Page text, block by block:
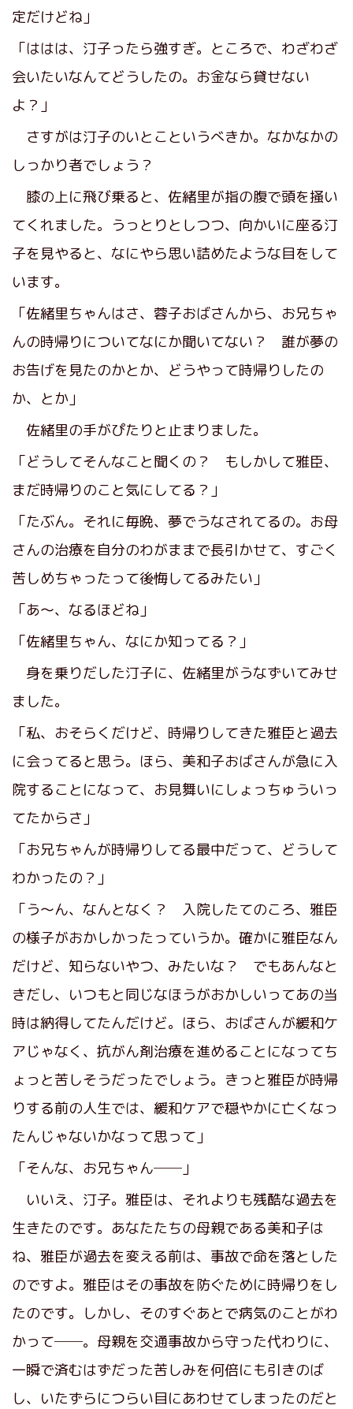
定だけどね」
「ははは、汀子ったら強すぎ。ところで、わざわざ
会いたいなんてどうしたの。お金なら貸せない
よ？」
さすがは汀子のいとこというべきか。なかなかの
しっかり者でしょう？
膝の上に飛び乗ると、佐緒里が指の腹で頭を掻い
てくれました。うっとりとしつつ、向かいに座る汀
子を見やると、なにやら思い詰めたような目をして
います。
「佐緒里ちゃんはさ、蓉子おばさんから、お兄ちゃ
んの時帰りについてなにか聞いてない？ 誰が夢の
お告げを見たのかとか、どうやって時帰りしたの
か、とか」
佐緒里の手がぴたりと止まりました。
「どうしてそんなこと聞くの？ もしかして雅臣、
まだ時帰りのこと気にしてる？」
「たぶん。それに毎晩、夢でうなされてるの。お母
さんの治療を自分のわがままで長引かせて、すごく
苦しめちゃったって後悔してるみたい」
「あ～、なるほどね」
「佐緒里ちゃん、なにか知ってる？」
身を乗りだした汀子に、佐緒里がうなずいてみせ
ました。
「私、おそらくだけど、時帰りしてきた雅臣と過去
に会ってると思う。ほら、美和子おばさんが急に入
院することになって、お見舞いにしょっちゅういっ
てたからさ」
「お兄ちゃんが時帰りしてる最中だって、どうして
わかったの？」
「う～ん、なんとなく？ 入院したてのころ、雅臣
の様子がおかしかったっていうか。確かに雅臣なん
だけど、知らないやつ、みたいな？ でもあんなと
きだし、いつもと同じなほうがおかしいってあの当
時は納得してたんだけど。ほら、おばさんが緩和ケ
アじゃなく、抗がん剤治療を進めることになってち
ょっと苦しそうだったでしょう。きっと雅臣が時帰
りする前の人生では、緩和ケアで穏やかに亡くなっ
たんじゃないかなって思って」
「そんな、お兄ちゃん──」
いいえ、汀子。雅臣は、それよりも残酷な過去を
生きたのです。あなたたちの母親である美和子は
ね、雅臣が過去を変える前は、事故で命を落とした
のですよ。雅臣はその事故を防ぐために時帰りをし
たのです。しかし、そのすぐあとで病気のことがわ
かって──。母親を交通事故から守った代わりに、
一瞬で済むはずだった苦しみを何倍にも引きのば
し、いたずらにつらい目にあわせてしまったのだと